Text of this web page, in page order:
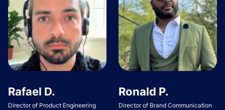
Rafael D.
Director of Product Engineering
Ronald P.
Director of Brand Communication